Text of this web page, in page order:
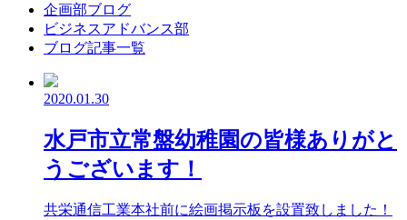
企画部ブログ
ビジネスアドバンス部
ブログ記事一覧
2020.01.30
水戸市立常盤幼稚園の皆様ありがと
うございます！
共栄通信工業本社前に絵画掲示板を設置致しました！